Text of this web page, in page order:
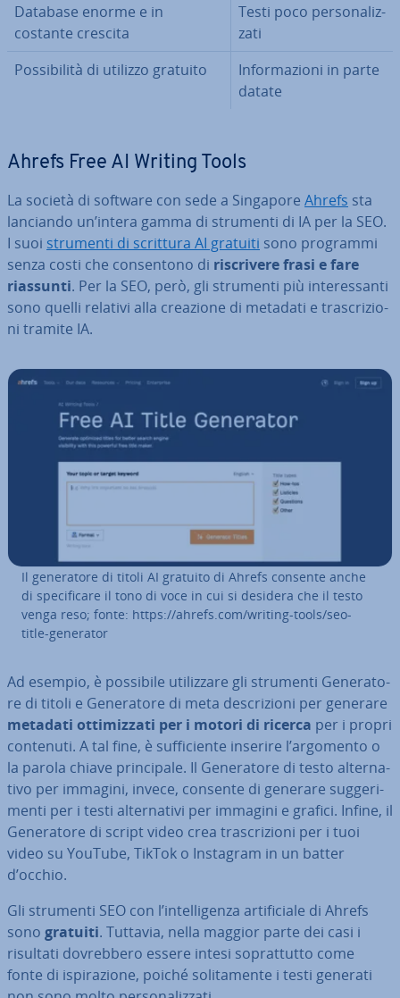
Database enorme e in
costante crescita
Testi poco per­so­na­liz­
za­ti
Pos­si­bi­li­tà di utilizzo gratuito
In­for­ma­zio­ni in parte
datate
Ahrefs Free AI Writing Tools
La società di software con sede a Singapore Ahrefs sta
lanciando un’intera gamma di strumenti di IA per la SEO.
I suoi strumenti di scrittura AI gratuiti sono programmi
senza costi che con­sen­to­no di ri­scri­ve­re frasi e fare
riassunti. Per la SEO, però, gli strumenti più in­te­res­san­ti
sono quelli relativi alla creazione di metadati e tra­scri­zio­
ni tramite IA.
Il ge­ne­ra­to­re di titoli AI gratuito di Ahrefs consente anche
di spe­ci­fi­ca­re il tono di voce in cui si desidera che il testo
venga reso; fonte: https://ahrefs.com/writing-tools/seo-
title-generator
Ad esempio, è possibile uti­liz­za­re gli strumenti Ge­ne­ra­to­
re di titoli e Ge­ne­ra­to­re di meta de­scri­zio­ni per generare
metadati ot­ti­miz­za­ti per i motori di ricerca per i propri
contenuti. A tal fine, è suf­fi­cien­te inserire l’argomento o
la parola chiave prin­ci­pa­le. Il Ge­ne­ra­to­re di testo al­ter­na­
ti­vo per immagini, invece, consente di generare sug­ge­ri­
men­ti per i testi al­ter­na­ti­vi per immagini e grafici. Infine, il
Ge­ne­ra­to­re di script video crea tra­scri­zio­ni per i tuoi
video su YouTube, TikTok o Instagram in un batter
d’occhio.
Gli strumenti SEO con l’in­tel­li­gen­za ar­ti­fi­cia­le di Ahrefs
sono gratuiti. Tuttavia, nella maggior parte dei casi i
risultati do­vreb­be­ro essere intesi so­prat­tut­to come
fonte di ispi­ra­zio­ne, poiché so­li­ta­men­te i testi generati